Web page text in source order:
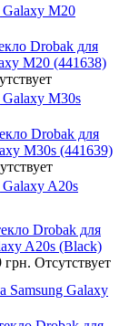
Galaxy M20
Drobak для
M20 (441638)
Galaxy M30s
Drobak для
M30s (441639)
Galaxy A20s
Drobak для
A20s (Black)
грн. Отсутствует
Samsung Galaxy